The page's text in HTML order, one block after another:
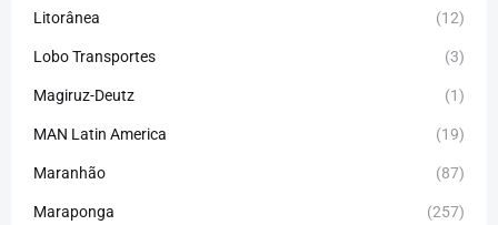
Litorânea (12)
Lobo Transportes (3)
Magiruz-Deutz (1)
MAN Latin America (19)
Maranhão (87)
Maraponga (257)